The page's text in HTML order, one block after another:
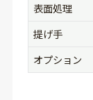
表面処理
提げ手
オプション